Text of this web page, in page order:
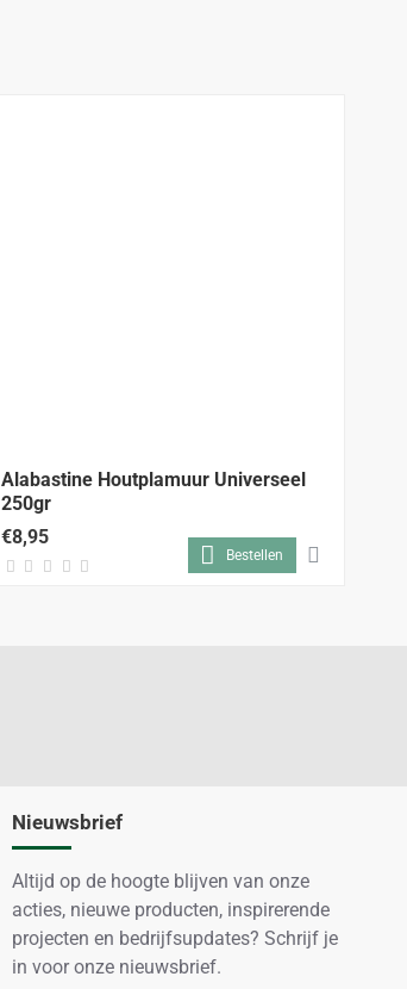
Alabastine Houtplamuur Universeel
250gr
€8,95
Bestellen
Nieuwsbrief
Altijd op de hoogte blijven van onze
acties, nieuwe producten, inspirerende
projecten en bedrijfsupdates? Schrijf je
in voor onze nieuwsbrief.